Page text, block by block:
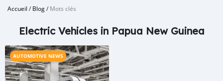
Accueil /Blog/Mots clés
Electric Vehicles in Papua New Guinea
AUTOMOTIVE NEWS